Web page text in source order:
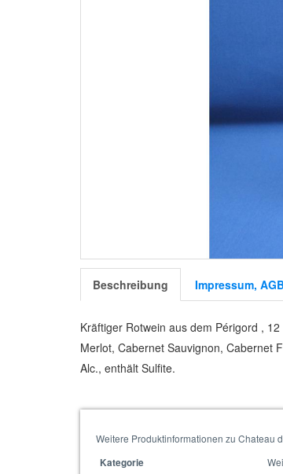
Beschreibung Impressum,
Kräftiger Rotwein aus dem Périgord ,
Merlot, Cabernet Sauvignon, Cabernet
Alc., enthält Sulfite.
Weitere Produktinformationen zu Chateau
Kategorie